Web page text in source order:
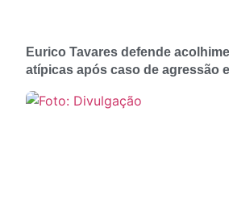
Eurico Tavares defende
atípicas após caso de agressão